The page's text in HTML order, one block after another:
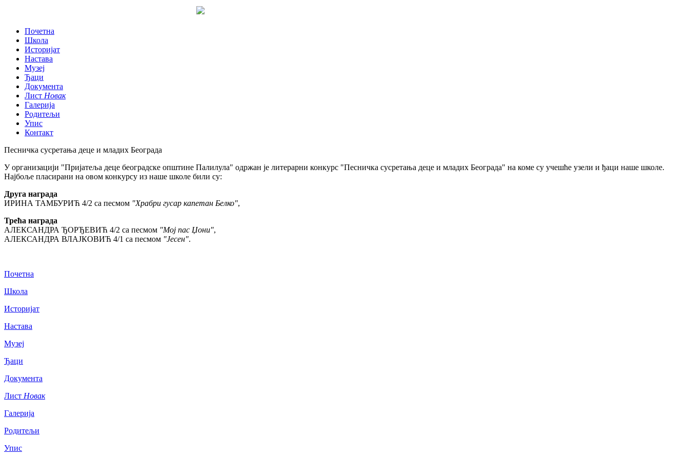
Почетна
Школа
Историјат
Настава
Музеј
Ђаци
Документа
Лист Новак
Галерија
Родитељи
Упис
Контакт
Песничка сусретања деце и младих Београда
У организацији "Пријатеља деце београдске општине Палилула" одржан је литерарни конкурс "Песничка сусретања деце и младих Београда" на коме су учешће узели и ђаци наше школе.
Најбоље пласирани на овом конкурсу из наше школе били су:
Друга награда
ИРИНА ТАМБУРИЋ 4/2 са песмом "Храбри гусар капетан Белко",
Трећа награда
АЛЕКСАНДРА ЂОРЂЕВИЋ 4/2 са песмом "Мој пас Џони",
АЛЕКСАНДРА ВЛАЈКОВИЋ 4/1 са песмом "Јесен".
Почетна
Школа
Историјат
Настава
Музеј
Ђаци
Документа
Лист Новак
Галерија
Родитељи
Упис